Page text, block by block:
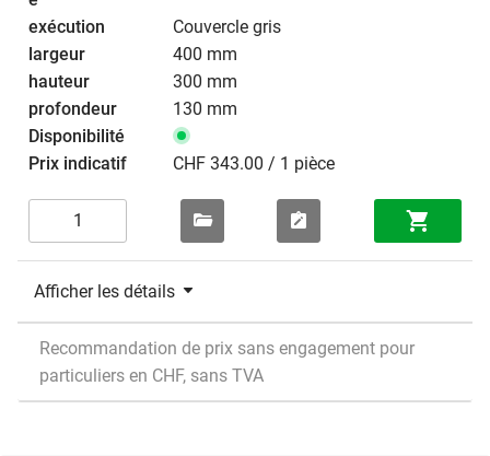
Couvercle gris
400 mm
300 mm
130 mm
CHF 343.00 / 1 pièce
Afficher les détails
Recommandation de prix sans engagement pour
particuliers en CHF, sans TVA